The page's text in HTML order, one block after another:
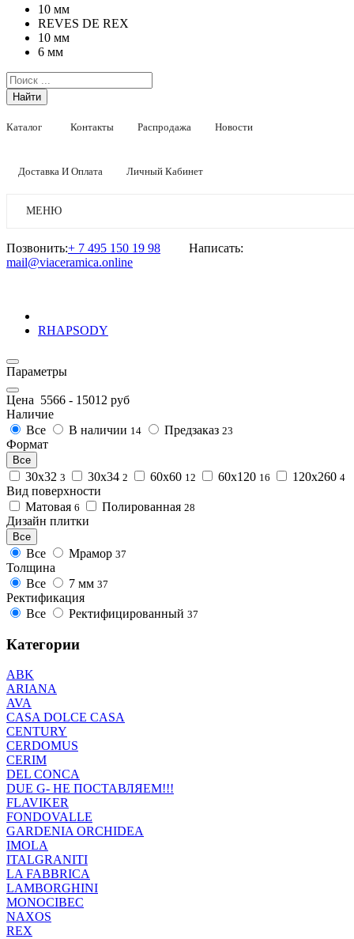
10 мм
REVES DE REX
10 мм
6 мм
Найти
Каталог Контакты Распродажа Новости
Доставка И Оплата Личный Кабинет
МЕНЮ
Позвонить:+ 7 495 150 19 98 Написать:
mail@viaceramica.online
RHAPSODY
Параметры
Цена 5566 - 15012 руб
Наличие
Все
В наличии 14 Предзаказ 23
Формат
Все
30х32 3 30х34 2 60x60 12 60х120 16 120х260 4
Вид поверхности
Матовая 6 Полированная 28
Дизайн плитки
Все
Все Мрамор 37
Толщина
Все
7 мм 37
Ректификация
Все
Ректифицированный 37
Категории
ABK
ARIANA
AVA
CASA DOLCE CASA
CENTURY
CERDOMUS
CERIM
DEL CONCA
DUE G- НЕ ПОСТАВЛЯЕМ!!!
FLAVIKER
FONDOVALLE
GARDENIA ORCHIDEA
IMOLA
ITALGRANITI
LA FABBRICA
LAMBORGHINI
MONOCIBEC
NAXOS
REX